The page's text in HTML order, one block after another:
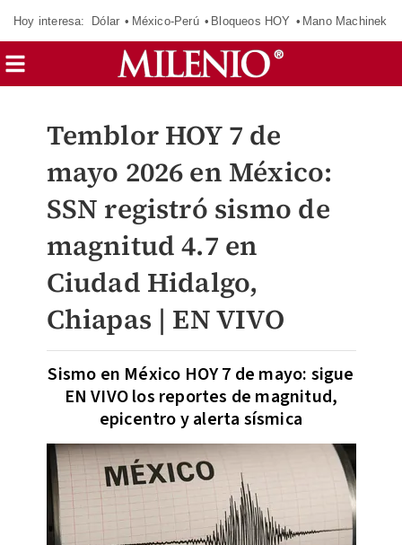
Hoy interesa: Dólar México-Perú Bloqueos HOY Mano Machinek
Temblor HOY 7 de
mayo 2026 en México:
SSN registró sismo de
magnitud 4.7 en
Ciudad Hidalgo,
Chiapas | EN VIVO
Sismo en México HOY 7 de mayo: sigue
EN VIVO los reportes de magnitud,
epicentro y alerta sísmica